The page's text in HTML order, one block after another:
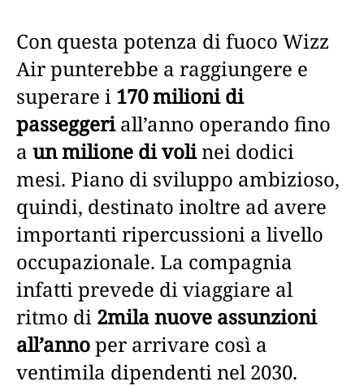
Con questa potenza di fuoco Wizz
Air punterebbe a raggiungere e
superare i 170 milioni di
passeggeriall’anno operando fino
a un milione di volinei dodici
mesi. Piano di sviluppo ambizioso,
quindi, destinato inoltre ad avere
importanti ripercussioni a livello
occupazionale. La compagnia
infatti prevede di viaggiare al
ritmo di 2mila nuove assunzioni
all’annoper arrivare così a
ventimila dipendenti nel 2030.